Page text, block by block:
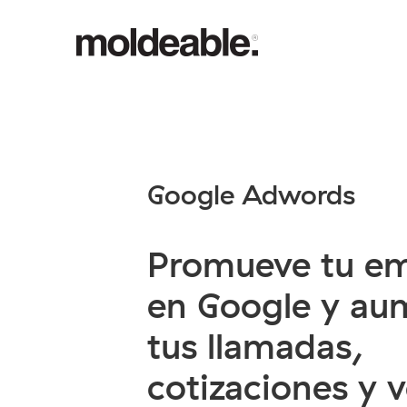
Google Adwords
Promueve tu
en Google y
tus llamadas,
cotizaciones y